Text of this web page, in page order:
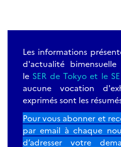
Les informations
d'actualité
le SER de Tokyo et le
aucune vocation
exprimés sont les
Pour vous abonner et
par email à chaque
d’adresser votre